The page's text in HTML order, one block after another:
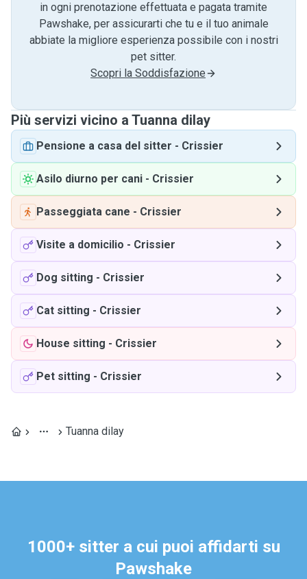
in ogni prenotazione effettuata e pagata tramite
Pawshake, per assicurarti che tu e il tuo animale
abbiate la migliore esperienza possibile con i nostri
pet sitter.
Scopri la Soddisfazione
Più servizi vicino a Tuanna dilay
Pensione a casa del sitter - Crissier
Asilo diurno per cani - Crissier
Passeggiata cane - Crissier
Visite a domicilio - Crissier
Dog sitting - Crissier
Cat sitting - Crissier
House sitting - Crissier
Pet sitting - Crissier
Tuanna dilay
1000+ sitter a cui puoi affidarti su
Pawshake